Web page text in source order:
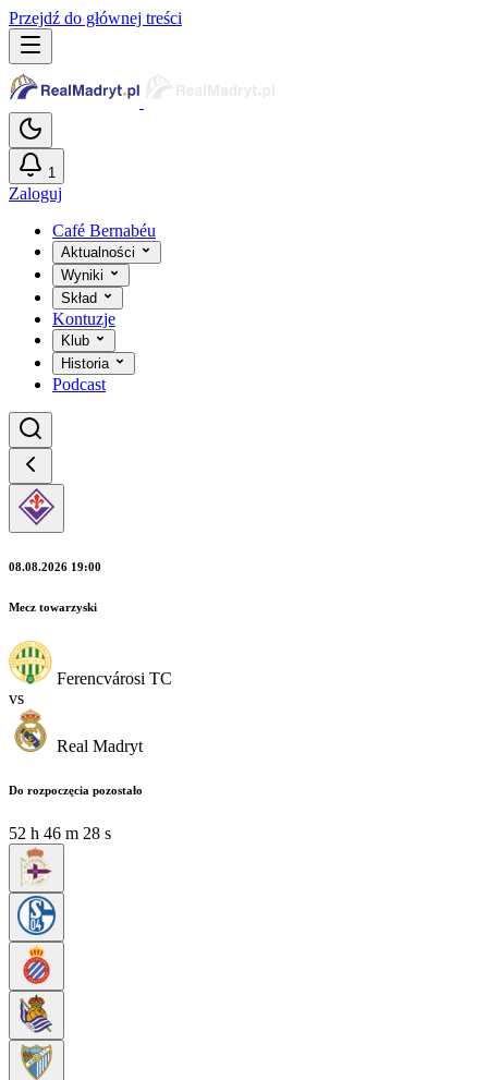
Przejdź do głównej treści
1
Zaloguj
Café Bernabéu
Aktualności
Wyniki
Skład
Kontuzje
Klub
Historia
Podcast
08.08.2026 19:00
Mecz towarzyski
Ferencvárosi TC
vs
Real Madryt
Do rozpoczęcia pozostało
52 h 46 m 27 s